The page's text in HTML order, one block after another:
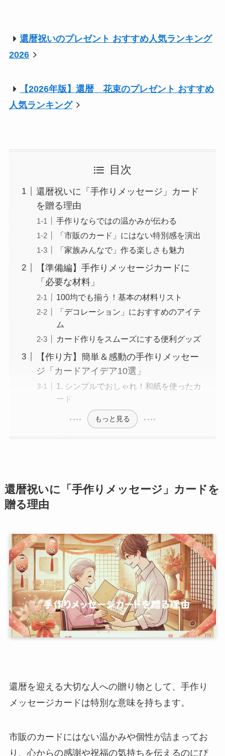
還暦祝いのプレゼント おすすめ人気ランキング
2026
【2026年版】還暦 花束のプレゼント おすすめ
人気ランキング
目次
還暦祝いに「手作りメッセージ」カード
を贈る理由
手作りならではの温かみが伝わる
「市販のカード」にはない特別感を演出
「家族みんなで」作る楽しさも魅力
【準備編】手作りメッセージカードに
「必要な材料」
100均でも揃う！基本の材料リスト
「デコレーション」におすすめのアイテ
ム
カード作りをスムーズにする便利グッズ
【作り方】簡単＆感動の手作りメッセー
ジ「カードアイデア10選」
1. シンプルでおしゃれ！和紙を使ったカ
ード
もっと見る
還暦祝いに「手作りメッセージ」カードを
贈る理由
還暦を迎える大切な人への贈り物として、手作り
メッセージカードは特別な意味を持ちます。
市販のカードにはない温かみや個性が詰まってお
り、心からの感謝や祝福の気持ちを伝えるのにぴ